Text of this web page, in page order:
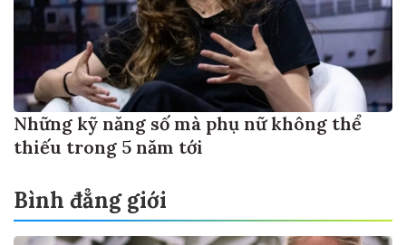
Những kỹ năng số mà phụ nữ không thể
thiếu trong 5 năm tới
Bình đẳng giới